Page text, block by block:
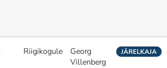
Riigikogule
Georg
Villenberg
JÄRELKAJA